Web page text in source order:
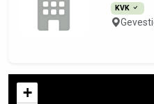
KVK
+